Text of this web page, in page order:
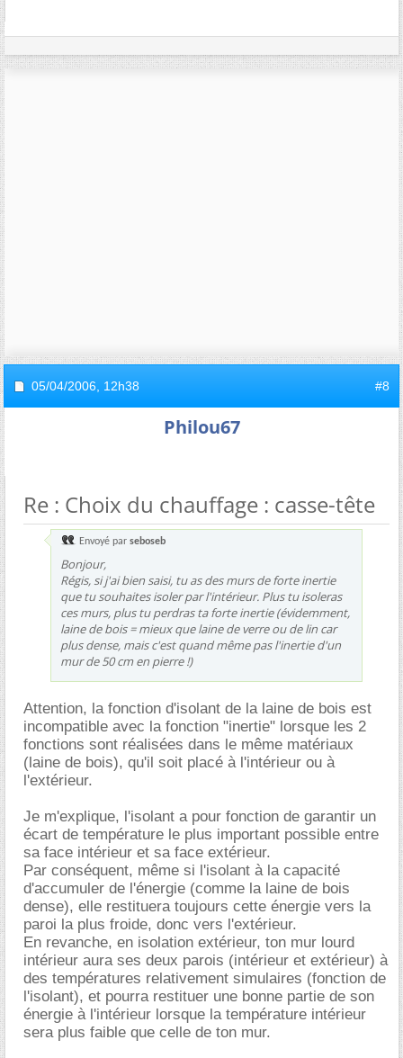
05/04/2006, 12h38 #8
Philou67
Re : Choix du chauffage : casse-tête
Envoyé par seboseb
Bonjour,
Régis, si j'ai bien saisi, tu as des murs de forte inertie
que tu souhaites isoler par l'intérieur. Plus tu isoleras
ces murs, plus tu perdras ta forte inertie (évidemment,
laine de bois = mieux que laine de verre ou de lin car
plus dense, mais c'est quand même pas l'inertie d'un
mur de 50 cm en pierre !)
Attention, la fonction d'isolant de la laine de bois est
incompatible avec la fonction "inertie" lorsque les 2
fonctions sont réalisées dans le même matériaux
(laine de bois), qu'il soit placé à l'intérieur ou à
l'extérieur.
Je m'explique, l'isolant a pour fonction de garantir un
écart de température le plus important possible entre
sa face intérieur et sa face extérieur.
Par conséquent, même si l'isolant à la capacité
d'accumuler de l'énergie (comme la laine de bois
dense), elle restituera toujours cette énergie vers la
paroi la plus froide, donc vers l'extérieur.
En revanche, en isolation extérieur, ton mur lourd
intérieur aura ses deux parois (intérieur et extérieur) à
des températures relativement simulaires (fonction de
l'isolant), et pourra restituer une bonne partie de son
énergie à l'intérieur lorsque la température intérieur
sera plus faible que celle de ton mur.